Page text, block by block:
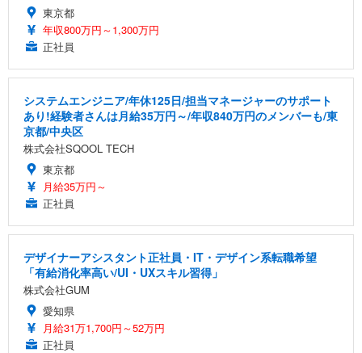
東京都
年収800万円～1,300万円
正社員
システムエンジニア/年休125日/担当マネージャーのサポート
あり!経験者さんは月給35万円～/年収840万円のメンバーも/東
京都/中央区
株式会社SQOOL TECH
東京都
月給35万円～
正社員
デザイナーアシスタント正社員・IT・デザイン系転職希望
「有給消化率高い/UI・UXスキル習得」
株式会社GUM
愛知県
月給31万1,700円～52万円
正社員